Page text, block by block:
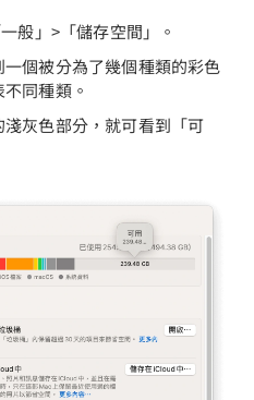
般」>「儲存空間」。
個被分為了幾個種類的彩色
同種類。
灰色部分，就可看到「可